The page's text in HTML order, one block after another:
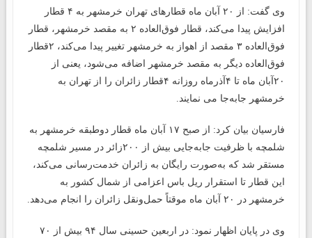
وی گفت: از ۲۰ آبان ماه قطارهای تهران خرمشهر به ۴ قطار
افزایش پیدا می‌کند، قطار فوق‌العاده ۲ به مقصد خرمشهر، قطار
فوق‌العاده ۳ مقصد از اهواز به خرمشهر تغییر پیدا می‌کند، ۲قطار
فوق‌العاده دیگر به مقصد خرمشهر اضافه می‌شود، یعنی از
۲۰آبان ماه تا ۴آذرماه روزانه ۴قطار زائران را از تهران به
خرمشهر جابه‌جا می‌ نمایند.
فارسیان بیان کرد: از صبح ۱۷ آبان ماه قطار دوطبقه خرمشهر به
شلمچه با ظرفیت جابه‌جایی بیش از ۲۰۰زائر در مسیر شلمچه
مستقر شد که به‌صورت رایگان به زائران خدمت‌رسانی می‌کند،
این قطار تا استقرار ریل باس اعزامی از شمال کشور به
خرمشهر در ۲۰ آبان ماه موقتاً حمل‌ونقل زائران را انجام می‌دهد.
وی در پایان اظهار نمود: در اربعین حسینی سال ۹۴ بیش از ۷۰